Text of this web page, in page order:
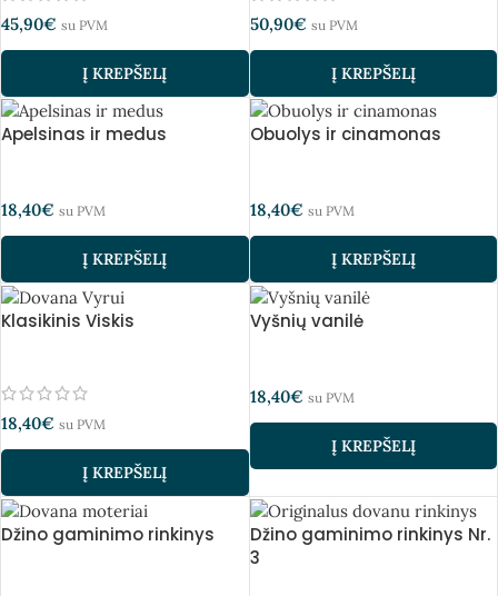
45,90€ su PVM
Į KREPŠELĮ
50,90€ su PVM
Į KREPŠELĮ
Apelsinas ir medus
18,40€ su PVM
Į KREPŠELĮ
Obuolys ir cinamonas
18,40€ su PVM
Į KREPŠELĮ
Klasikinis Viskis
18,40€ su PVM
Į KREPŠELĮ
Vyšnių vanilė
18,40€ su PVM
Į KREPŠELĮ
Džino gaminimo rinkinys
Džino gaminimo rinkinys Nr.
3